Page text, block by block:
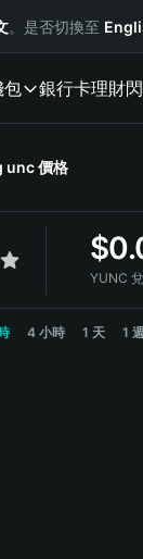
。是否切換至
包 銀行卡理財
unc價格
$
YUNC
4 小時 1 天 1